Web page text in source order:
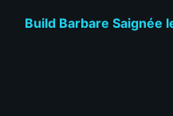
Build Barbare Saignée